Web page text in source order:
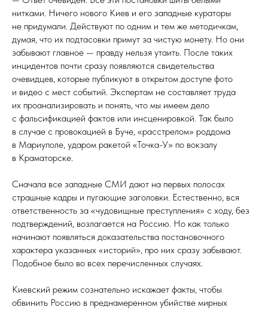
нитками. Ничего нового Киев и его западные кураторы
не придумали. Действуют по одним и тем же методичкам,
думая, что их подтасовки примут за чистую монету. Но они
забывают главное — правду нельзя утаить. После таких
инцидентов почти сразу появляются свидетельства
очевидцев, которые публикуют в открытом доступе фото
и видео с мест событий. Экспертам не составляет труда
их проанализировать и понять, что мы имеем дело
с фальсификацией фактов или инсценировкой. Так было
в случае с провокацией в Буче, «расстрелом» роддома
в Мариуполе, ударом ракетой «Точка-У» по вокзалу
в Краматорске.
Сначала все западные СМИ дают на первых полосах
страшные кадры и пугающие заголовки. Естественно, вся
ответственность за «чудовищные преступления» с ходу, без
подтверждений, возлагается на Россию. Но как только
начинают появляться доказательства постановочного
характера указанных «историй», про них сразу забывают.
Подобное было во всех перечисленных случаях.
Киевский режим сознательно искажает факты, чтобы
обвинить Россию в преднамеренном убийстве мирных